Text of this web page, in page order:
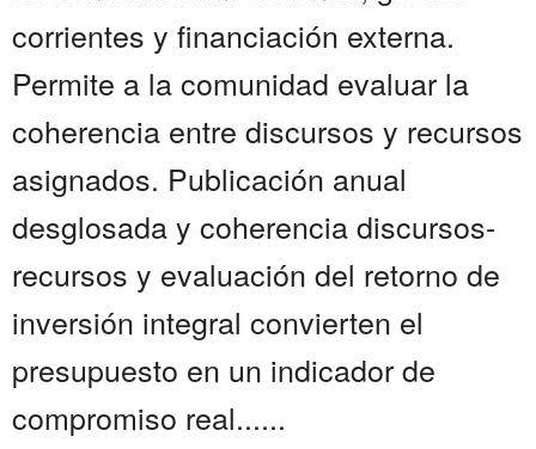
corrientes y financiación externa.
Permite a la comunidad evaluar la
coherencia entre discursos y recursos
asignados. Publicación anual
desglosada y coherencia discursos-
recursos y evaluación del retorno de
inversión integral convierten el
presupuesto en un indicador de
compromiso real......